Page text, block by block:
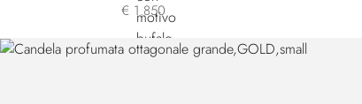
€ 1.850